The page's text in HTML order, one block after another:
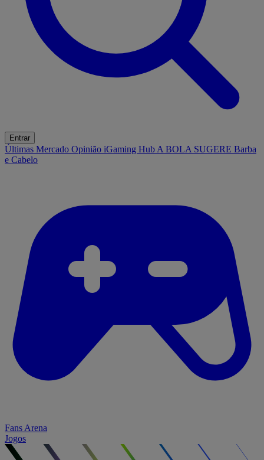
Entrar
Últimas Mercado Opinião iGaming Hub A BOLA SUGERE Barba
e Cabelo
Fans Arena
Jogos